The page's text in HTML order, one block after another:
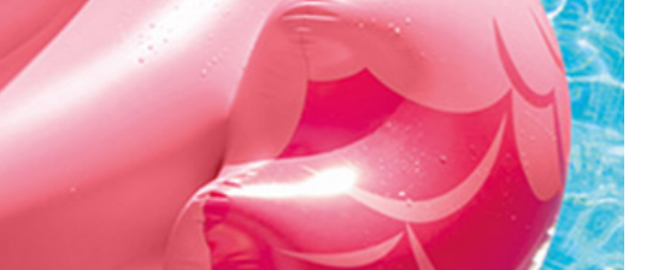
הארלי קווין – Harley Quinn
סופרמן – SUPERMAN
וואנדרוומן – WONDER-WOMAN
פלאש – FLASH
PEACEMAKER
DC שונות
מארוול – MARVEL לחץ כאן לצפיית כל המוצרים
דוקטור סטריינג׳ – Doctor Strange
אנטמן – ANT-MAN
ספידרמן – SpiderMan